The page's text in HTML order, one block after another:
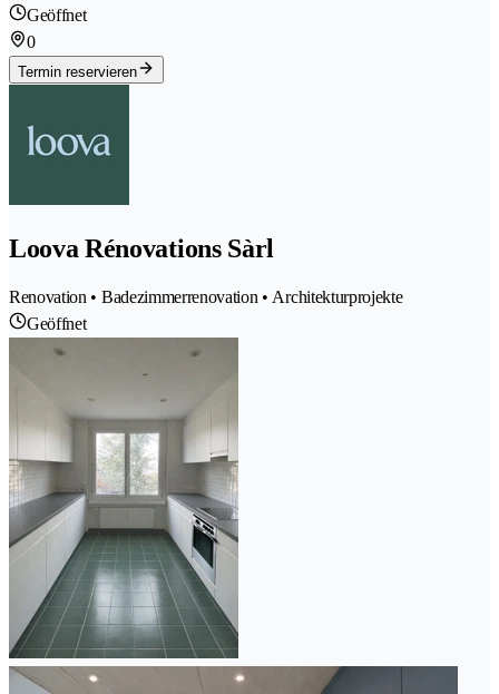
Geöffnet
0
Termin reservieren
Loova Rénovations Sàrl
Renovation • Badezimmerrenovation • Architekturprojekte
Geöffnet